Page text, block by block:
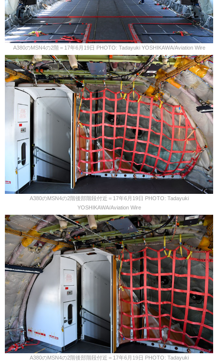
A380のMSN4の2階＝17年6月19日 PHOTO: Tadayuki YOSHIKAWA/Aviation Wire
A380のMSN4の2階後部階段付近＝17年6月19日 PHOTO: Tadayuki
YOSHIKAWA/Aviation Wire
A380のMSN4の2階後部階段付近＝17年6月19日 PHOTO: Tadayuki